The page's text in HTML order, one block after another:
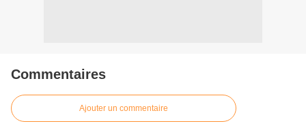
Commentaires
Ajouter un commentaire